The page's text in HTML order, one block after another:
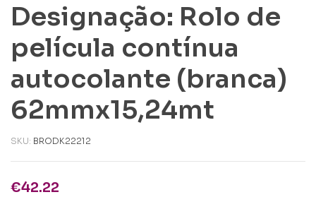
Designação: Rolo de
película contínua
autocolante (branca)
62mmx15,24mt
SKU: BRODK22212
€42.22